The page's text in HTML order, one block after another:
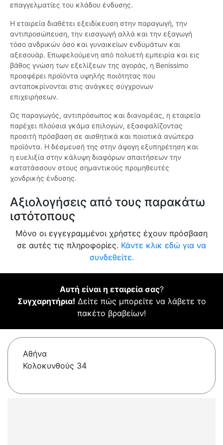
επαγγελματίες του κλάδου ένδυσης.
Η εταιρεία διαθέτει εξειδίκευση στην παραγωγή, την
αντιπροσώπευση, την εισαγωγή αλλά και την εξαγωγή
τόσο ανδρικών όσο και γυναικείων ενδυμάτων και
αξεσουάρ. Επωφελούμενη από πολυετή εμπειρία και εις
βάθος γνώση των εξελίξεων της αγοράς, η Benissimo
προσφέρει προϊόντα υψηλής ποιότητας που
ανταποκρίνονται στις ανάγκες σύγχρονων
επιχειρήσεων.
Ως παραγωγός, αντιπρόσωπος και διανομέας, η εταιρεία
παρέχει πλούσια γκάμα επιλογών, εξασφαλίζοντας
προσιτή πρόσβαση σε αισθητικά και ποιοτικά ανώτερα
προϊόντα. Η δέσμευσή της στην άψογη εξυπηρέτηση και
η ευελιξία στην κάλυψη διαφόρων απαιτήσεων την
κατατάσσουν στους σημαντικούς προμηθευτές
χονδρικής ένδυσης.
Αξιολογήσεις από τους παρακάτω
ιστότοπους
Μόνο οι εγγεγραμμένοι χρήστες έχουν πρόσβαση
σε αυτές τις πληροφορίες. Κάντε κλικ εδώ για να
συνδεθείτε.
Αυτή είναι η εταιρεία σας?
Συγχαρητήρια! Δείτε πώς μπορείτε να λάβετε το
πακέτο βραβείων!
Αθήνα
Κολοκυνθούς 34